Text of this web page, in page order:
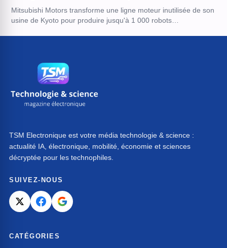
Mitsubishi Motors transforme une ligne moteur inutilisée de son
usine de Kyoto pour produire jusqu'à 1 000 robots…
TSM Electronique est votre média technologie & science :
actualité IA, électronique, mobilité, économie et sciences
décryptée pour les technophiles.
SUIVEZ-NOUS
CATÉGORIES